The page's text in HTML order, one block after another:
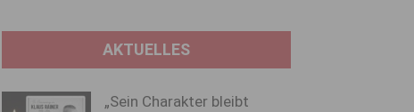
AKTUELLES
„Sein Charakter bleibt